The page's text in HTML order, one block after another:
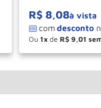
R$ 8,08à vista
Ou 1 de R$ 9 01
－